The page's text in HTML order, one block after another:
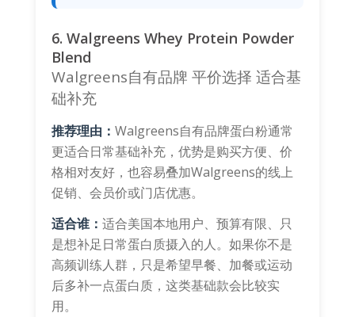
6. Walgreens Whey Protein Powder
Blend
Walgreens自有品牌 平价选择 适合基
础补充
推荐理由： Walgreens自有品牌蛋白粉通常
更适合日常基础补充，优势是购买方便、价
格相对友好，也容易叠加Walgreens的线上
促销、会员价或门店优惠。
适合谁： 适合美国本地用户、预算有限、只
是想补足日常蛋白质摄入的人。如果你不是
高频训练人群，只是希望早餐、加餐或运动
后多补一点蛋白质，这类基础款会比较实
用。